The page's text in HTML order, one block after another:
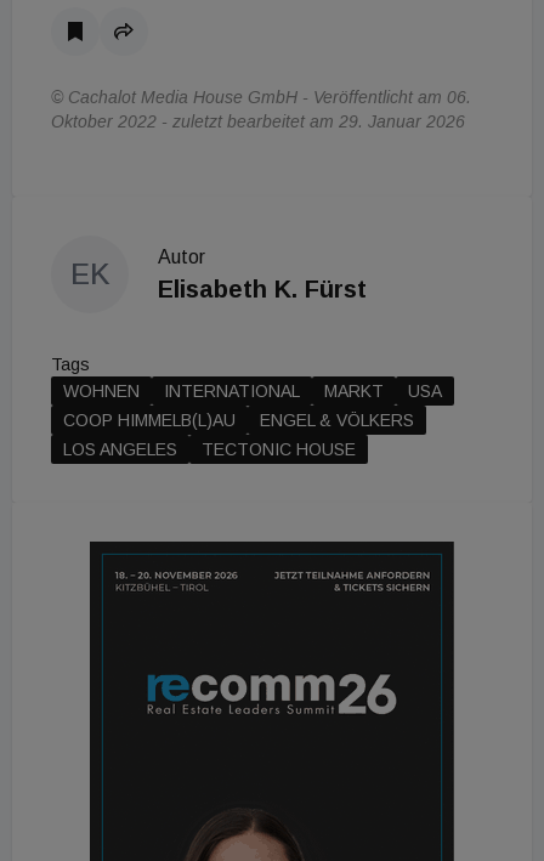
© Cachalot Media House GmbH - Veröffentlicht am 06.
Oktober 2022 - zuletzt bearbeitet am 29. Januar 2026
EK
Autor
Elisabeth K. Fürst
Tags
WOHNEN
INTERNATIONAL MARKT
USA
COOP HIMMELB(L)AU
ENGEL & VÖLKERS
LOS ANGELES
TECTONIC HOUSE